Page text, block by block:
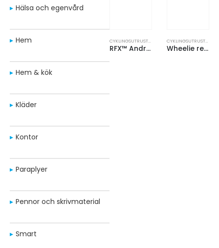
Hälsa och egenvård
Hem
Hem & kök
Kläder
Kontor
Paraplyer
Pennor och skrivmaterial
Smart
CYKLINGSUTRUSTNING SPORT OCH FRITID
RFX™ André reflekterande och vattentätt hjälmskydd
CYKLINGSUTRUSTNING
Wheelie reparationsset för cykel